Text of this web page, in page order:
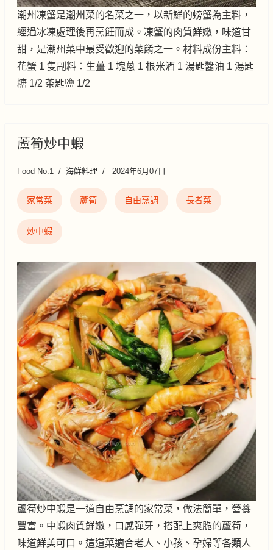
潮州凍蟹是潮州菜的名菜之一，以新鮮的螃蟹為主料，
經過冰凍處理後再烹飪而成。凍蟹的肉質鮮嫩，味道甘
甜，是潮州菜中最受歡迎的菜餚之一。材料成份主料：
花蟹 1 隻副料：生薑 1 塊蔥 1 根米酒 1 湯匙醬油 1 湯匙
糖 1/2 茶匙鹽 1/2
蘆筍炒中蝦
Food No.1 海鮮料理 2024年6月07日
家常菜 蘆筍 自由烹調 長者菜
炒中蝦
蘆筍炒中蝦是一道自由烹調的家常菜，做法簡單，營養
豐富。中蝦肉質鮮嫩，口感彈牙，搭配上爽脆的蘆筍，
味道鮮美可口。這道菜適合老人、小孩、孕婦等各類人